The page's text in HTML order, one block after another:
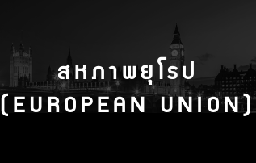
สหภาพยุโรป
(EUROPEAN UNION)